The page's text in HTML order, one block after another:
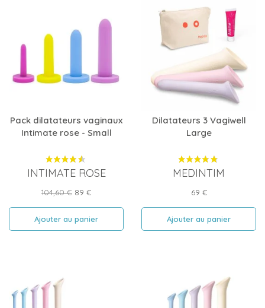
Pack dilatateurs vaginaux
Intimate rose - Small
INTIMATE ROSE
Prix
104,60 € Prix
89 €
Ajouter au panier
Dilatateurs 3 Vagiwell
Large
MEDINTIM
Prix
69 €
Ajouter au panier